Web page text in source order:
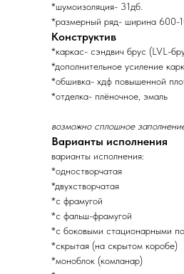
*шумоизоляция- 31дб.
*размерный ряд- ширина 600-
Конструктив
*каркас- сэндвич брус (LVL-
*дополнительное усиление
*обшивка- хдф повышенной
*отделка- плёночное, эмаль
возможно сплошное
Варианты исполнения
варианты исполнения:
*одностворчатая
*двухстворчатая
*с фрамугой
*с фальш-фрамугой
*с боковыми стационарными
*скрытая (на скрытом коробе)
*моноблок (комланар)